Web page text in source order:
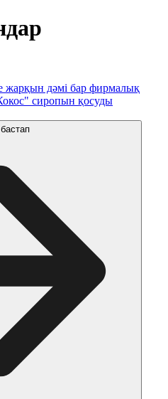
жарқын дәмі бар фирмалық
сиропын қосуды
бастап